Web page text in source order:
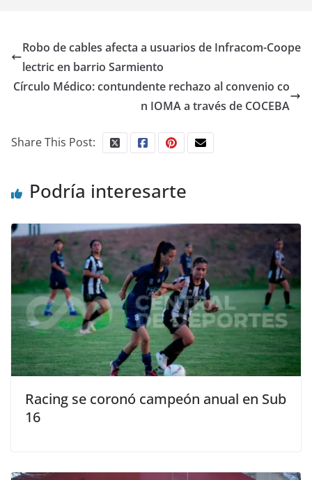
Robo de cables afecta a usuarios de Infracom-Coope
lectric en barrio Sarmiento
Círculo Médico: contundente rechazo al convenio co
n IOMA a través de COCEBA
Share This Post:
Podría interesarte
Racing se coronó campeón anual en Sub
16